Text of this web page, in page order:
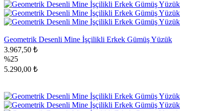
Geometrik Desenli Mine İşçilikli Erkek Gümüş Yüzük
3.967,50 ₺
%25
5.290,00 ₺